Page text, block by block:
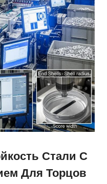
Стали С
Для Торцов